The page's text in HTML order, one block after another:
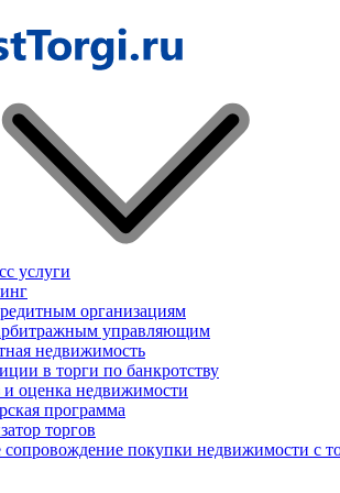
услуги
организациям
управляющим
недвижимость
в торги по банкротству
и оценка недвижимости
программа
торгов
покупки недвижимости с